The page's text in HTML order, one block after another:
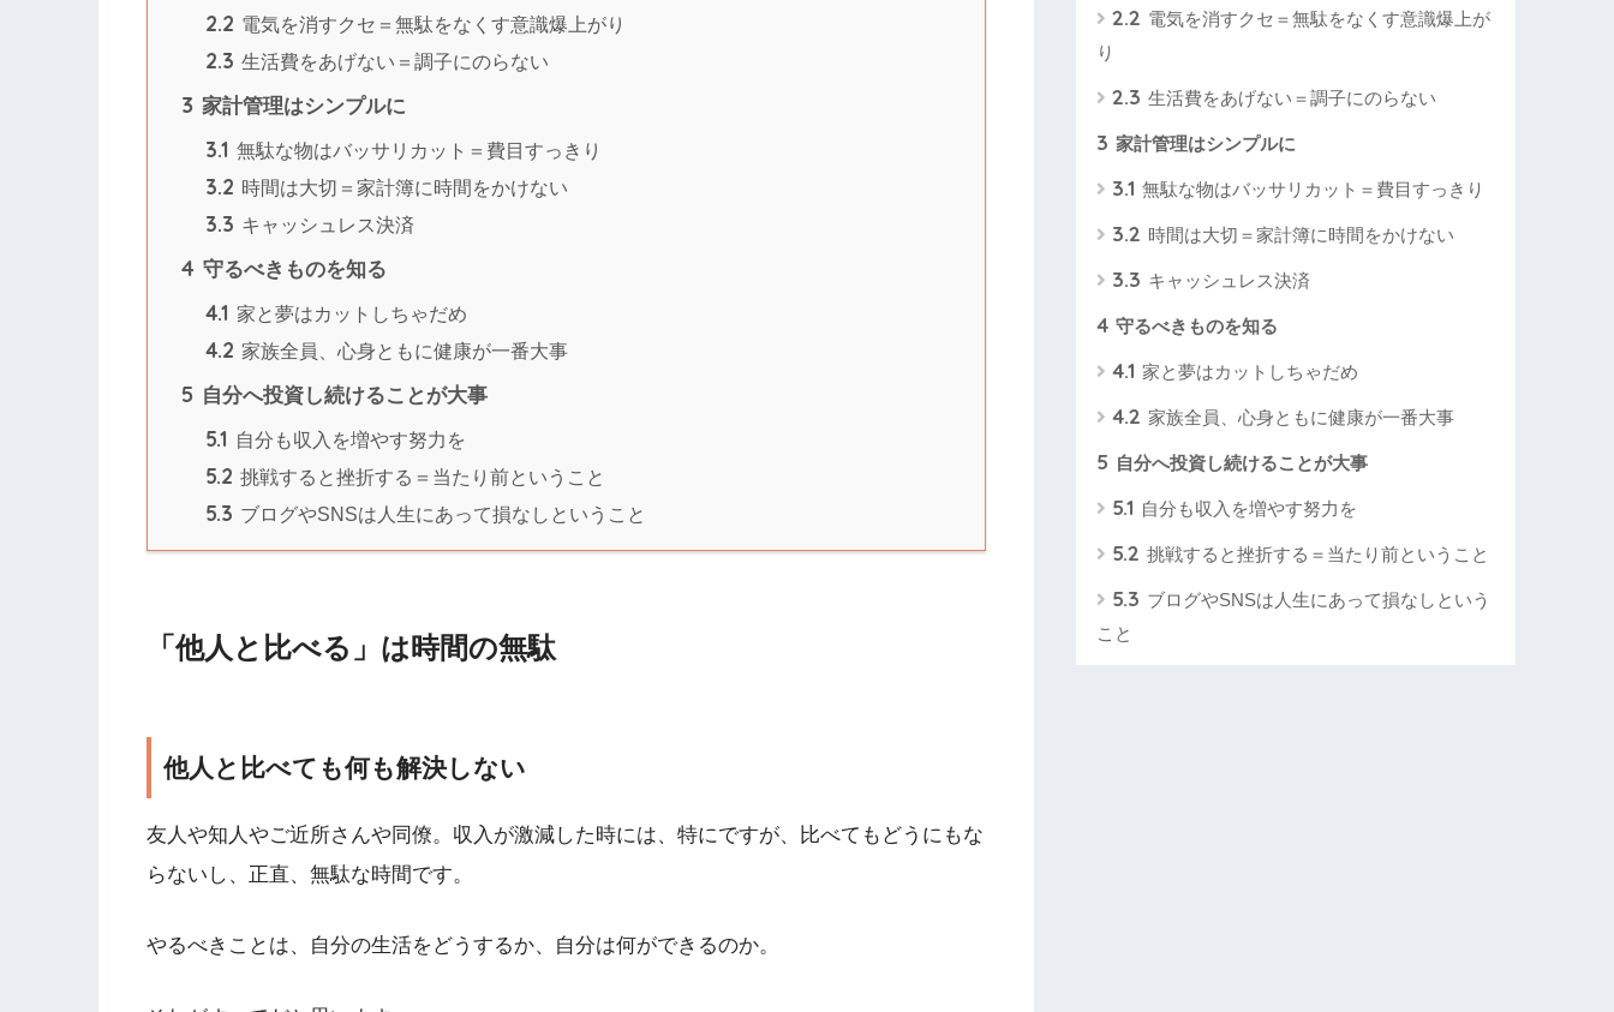
2.2 電気を消すクセ＝無駄をなくす意識爆上がり
2.3 生活費をあげない＝調子にのらない
3 家計管理はシンプルに
3.1 無駄な物はバッサリカット＝費目すっきり
3.2 時間は大切＝家計簿に時間をかけない
3.3 キャッシュレス決済
4 守るべきものを知る
4.1 家と夢はカットしちゃだめ
4.2 家族全員、心身ともに健康が一番大事
5 自分へ投資し続けることが大事
5.1 自分も収入を増やす努力を
5.2 挑戦すると挫折する＝当たり前ということ
5.3 ブログやSNSは人生にあって損なしということ
「他人と比べる」は時間の無駄
他人と比べても何も解決しない
友人や知人やご近所さんや同僚。収入が激減した時には、特にですが、比べてもどうにもな
らないし、正直、無駄な時間です。
やるべきことは、自分の生活をどうするか、自分は何ができるのか。
2.2 電気を消すクセ＝無駄をなくす意識爆上が
り
2.3 生活費をあげない＝調子にのらない
3 家計管理はシンプルに
3.1 無駄な物はバッサリカット＝費目すっきり
3.2 時間は大切＝家計簿に時間をかけない
3.3 キャッシュレス決済
4 守るべきものを知る
4.1 家と夢はカットしちゃだめ
4.2 家族全員、心身ともに健康が一番大事
5 自分へ投資し続けることが大事
5.1 自分も収入を増やす努力を
5.2 挑戦すると挫折する＝当たり前ということ
5.3 ブログやSNSは人生にあって損なしという
こと